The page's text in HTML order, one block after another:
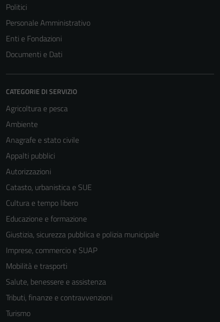
Politici
Personale Amministrativo
Enti e Fondazioni
Documenti e Dati
CATEGORIE DI SERVIZIO
Agricoltura e pesca
Ambiente
Anagrafe e stato civile
Appalti pubblici
Autorizzazioni
Catasto, urbanistica e SUE
Cultura e tempo libero
Educazione e formazione
Giustizia, sicurezza pubblica e polizia municipale
Imprese, commercio e SUAP
Mobilità e trasporti
Salute, benessere e assistenza
Tributi, finanze e contravvenzioni
Turismo